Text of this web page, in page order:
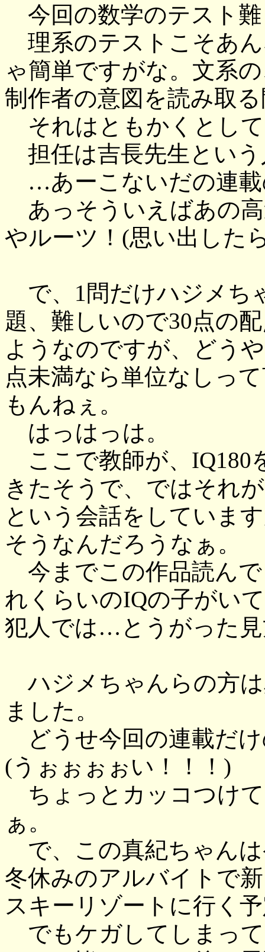
今回の数学のテスト
理系のテストこそあ
ゃ簡単ですがな。文系
制作者の意図を読み取
それはともかくとし
担任は吉長先生とい
…あーこないだの連載
あっそういえばあの
やルーツ！(思い出した
で、1問だけハジメち
題、難しいので30点の
ようなのですが、どう
点未満なら単位なしっ
もんねぇ。
はっはっは。
ここで教師が、IQ180
きたそうで、ではそれ
という会話をしていま
そうなんだろうなぁ。
今までこの作品読ん
れくらいのIQの子がい
犯人では…とうがった
ハジメちゃんらの方
ました。
どうせ今回の連載だ
(うぉぉぉぉい！！！)
ちょっとカッコつけ
ぁ。
で、この真紀ちゃん
冬休みのアルバイトで
スキーリゾートに行く
でもケガしてしまっ